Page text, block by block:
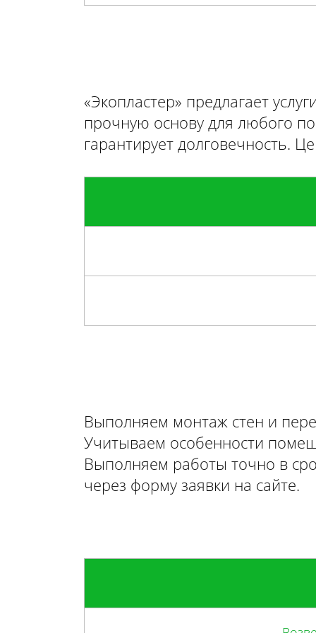
«Экопластер» предлагает
прочную основу для любого
гарантирует долговечность.
Выполняем монтаж стен и
Учитываем особенности
Выполняем работы точно в
через форму заявки на сайте.